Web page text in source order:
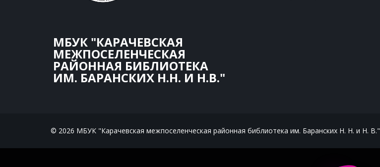
МБУК "КАРАЧЕВСКАЯ
МЕЖПОСЕЛЕНЧЕСКАЯ
РАЙОННАЯ БИБЛИОТЕКА
ИМ. БАРАНСКИХ Н.Н. И Н.В."
© 2026 МБУК "Карачевская межпоселенческая районная библиотека им. Баранских Н. Н. и Н. В."